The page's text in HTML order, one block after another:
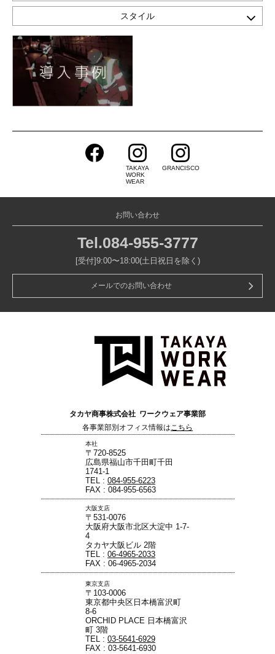
スタイル
TAKAYA
WORK
WEAR
GRANCISCO
お問い合わせ
Tel.084-955-3777
[受付]9:00〜18:00(土日祝日を除く)
メールでのお問い合わせ
タカヤ商事株式会社 ワークウェア事業部
各事業部別オフィス情報はこちら
本社
〒720-8525
広島県福山市千田町千田
1741-1
TEL : 084-955-6223
FAX : 084-955-6563
大阪支店
〒531-0076
大阪府大阪市北区大淀中 1-7-
4
タカヤ大阪ビル 2階
TEL : 06-4965-2033
FAX : 06-4965-2034
東京支店
〒103-0006
東京都中央区日本橋富沢町
8-6
ORCHID PLACE 日本橋富沢
町 3階
TEL : 03-5641-6929
FAX : 03-5641-6930